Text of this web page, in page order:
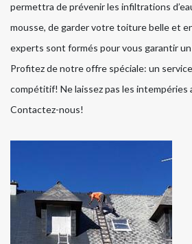
permettra de prévenir les infiltrations
mousse, de garder votre toiture belle et
experts sont formés pour vous garantir
Profitez de notre offre spéciale: un
compétitif! Ne laissez pas les
Contactez-nous!